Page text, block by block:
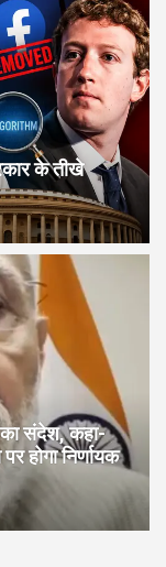
के तीखे
का संदेश, कहा-
होगा निर्णायक